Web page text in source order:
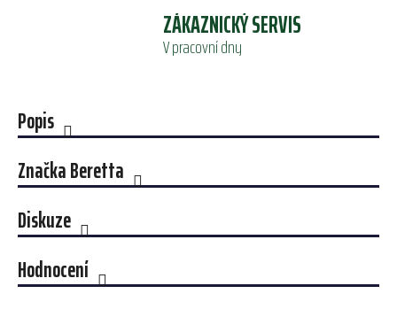
ZÁKAZNICKÝ SERVIS
V pracovní dny
Popis
ZnačkaBeretta
Diskuze
Hodnocení